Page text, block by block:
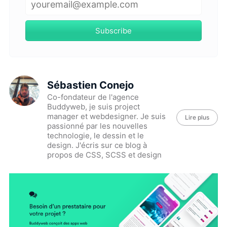
Subscribe
Sébastien Conejo
Co-fondateur de l'agence
Buddyweb, je suis project
manager et webdesigner. Je suis
passionné par les nouvelles
technologie, le dessin et le
design. J'écris sur ce blog à
propos de CSS, SCSS et design
Lire plus